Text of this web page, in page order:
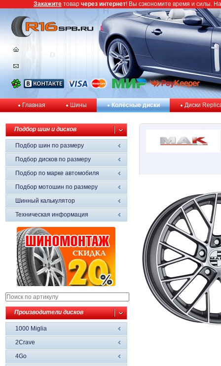
Главная Шины Колёсные диски Диски
Подбор шин и дисков
Подбор шин по размеру
Подбор дисков по размеру
Подбор по марке автомобиля
Подбор мотошин по размеру
Шинный калькулятор
Техническая информация
Производители дисков
1000 Miglia
2Crave
4Go
Закажите товар через интернет! Вы сэкономите время и силы.